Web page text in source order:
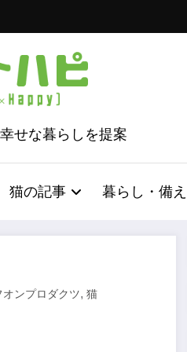
せな暮らしを提案
猫の記事 暮らし・備え
オンプロダクツ, 猫